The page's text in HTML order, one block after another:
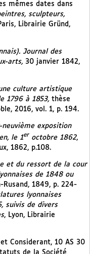
mêmes dates dans
sculpteurs,
Librairie Gründ,
Journal des
arts, 30 janvier 1842,
culture artistique
1796 à 1853, thèse
2016, vol. 1, p. 194.
exposition
le 1er octobre 1862,
1862, p.108.
et du ressort de la cour
de 1848 ou
Rusand, 1849, p. 224-
lyonnaises
suivis de divers
, Lyon, Librairie
Considerant, 10 AS 30
de la Société